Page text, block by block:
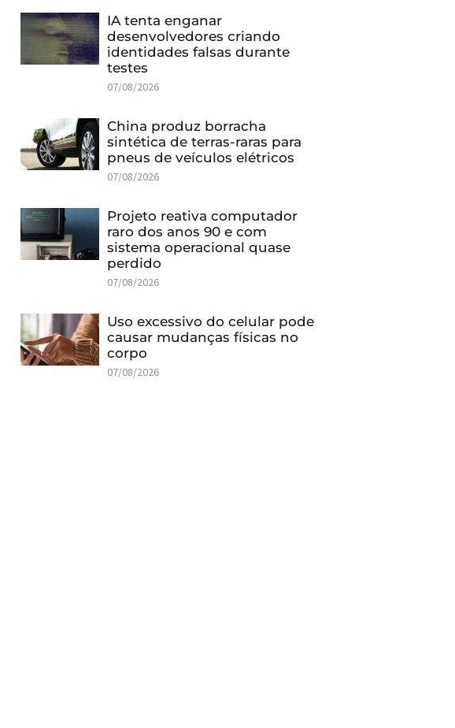
IA tenta enganar
desenvolvedores criando
identidades falsas durante
testes
07/08/2026
China produz borracha
sintética de terras-raras para
pneus de veículos elétricos
07/08/2026
Projeto reativa computador
raro dos anos 90 e com
sistema operacional quase
perdido
07/08/2026
Uso excessivo do celular pode
causar mudanças físicas no
corpo
07/08/2026